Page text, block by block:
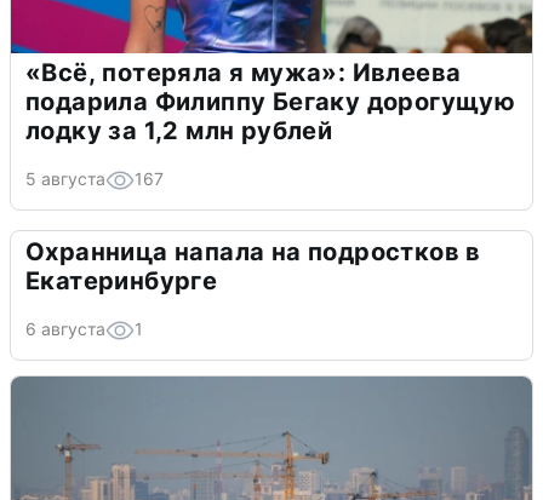
«Всё, потеряла я мужа»: Ивлеева
подарила Филиппу Бегаку дорогущую
лодку за 1,2 млн рублей
5 августа 167
Охранница напала на подростков в
Екатеринбурге
6 августа 1